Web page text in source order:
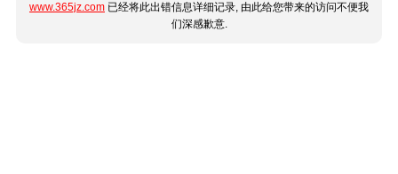
www.365jz.com 已经将此出错信息详细记录, 由此给您带来的访问不便我
们深感歉意.